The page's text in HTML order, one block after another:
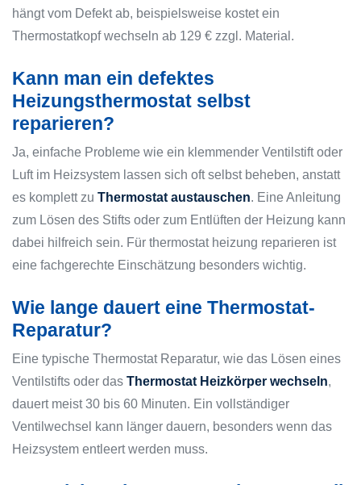
hängt vom Defekt ab, beispielsweise kostet ein
Thermostatkopf wechseln ab 129 € zzgl. Material.
Kann man ein defektes
Heizungsthermostat selbst
reparieren?
Ja, einfache Probleme wie ein klemmender Ventilstift oder
Luft im Heizsystem lassen sich oft selbst beheben, anstatt
es komplett zu Thermostat austauschen. Eine Anleitung
zum Lösen des Stifts oder zum Entlüften der Heizung kann
dabei hilfreich sein. Für thermostat heizung reparieren ist
eine fachgerechte Einschätzung besonders wichtig.
Wie lange dauert eine Thermostat-
Reparatur?
Eine typische Thermostat Reparatur, wie das Lösen eines
Ventilstifts oder das Thermostat Heizkörper wechseln,
dauert meist 30 bis 60 Minuten. Ein vollständiger
Ventilwechsel kann länger dauern, besonders wenn das
Heizsystem entleert werden muss.